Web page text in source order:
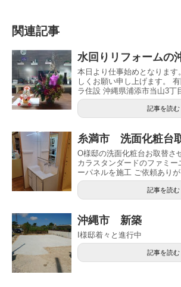
関連記事
水回りリフォームの
本日より仕事始めとなります
しくお願い申し上げます。
ラ住設 沖縄県浦添市当山3丁
記事を読む
糸満市 洗面化粧台
O様邸の洗面化粧台お取替さ
カラスタンダードのファミー
ーパネルを施工 ご依頼ありが
記事を読む
沖縄市 新築
I様邸着々と進行中
記事を読む